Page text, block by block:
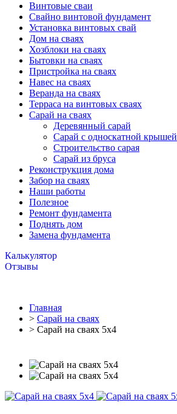
Винтовые сваи
Свайно винтовой фундамент
Установка винтовых свай
Дом на сваях
Хозблоки на сваях
Бытовки на сваях
Пристройка на сваях
Навес на сваях
Веранда на сваях
Терраса на винтовых сваях
Cарай на сваях
Деревянный сарай
Сарай с односкатной крышей
Строительство сарая
Сарай из бруса
Реконструкция дома
Забор на сваях
Наши работы
Полезное
Ремонт фундамента
Поднять дом
Замена фундамента
Калькулятор
Отзывы
Главная
> Cарай на сваях
> Сарай на сваях 5х4